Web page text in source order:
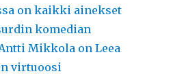
on kaikki ainekset
komedian
Mikkola on Leea
virtuoosi